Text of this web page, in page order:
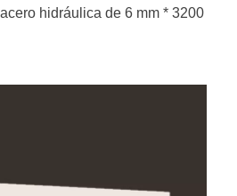
hidráulica de 6 mm * 3200